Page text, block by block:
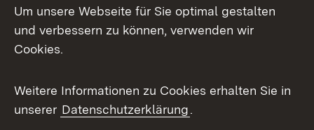
Facebook
X / Twitter
Youtube
Um unsere Webseite für Sie optimal gestalten
und verbessern zu können, verwenden wir
Cookies.
Weitere Informationen zu Cookies erhalten Sie in
unserer Datenschutzerklärung.